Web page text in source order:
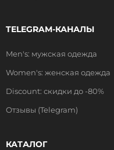
TELEGRAM-КАНАЛЫ
Men's: мужская одежда
Women's: женская одежда
Discount: скидки до -80%
Отзывы (Telegram)
КАТАЛОГ